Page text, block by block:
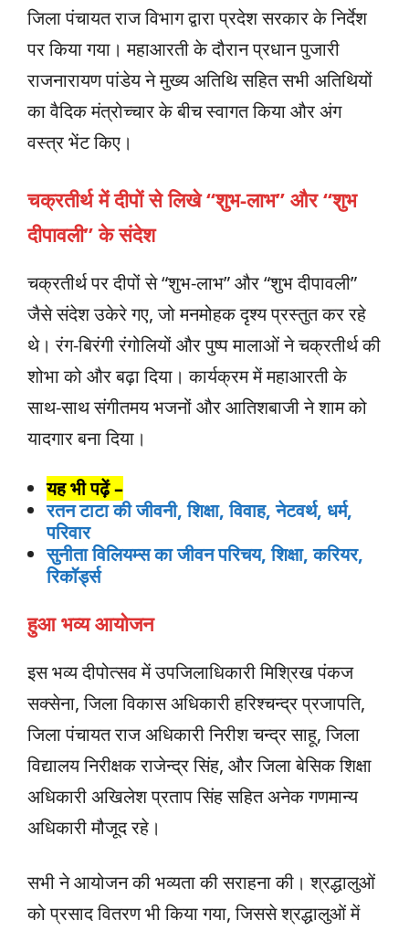
जिला पंचायत राज विभाग द्वारा प्रदेश सरकार के निर्देश
पर किया गया। महाआरती के दौरान प्रधान पुजारी
राजनारायण पांडेय ने मुख्य अतिथि सहित सभी अतिथियों
का वैदिक मंत्रोच्चार के बीच स्वागत किया और अंग
वस्त्र भेंट किए।
चक्रतीर्थ में दीपों से लिखे “शुभ-लाभ” और “शुभ
दीपावली” के संदेश
चक्रतीर्थ पर दीपों से “शुभ-लाभ” और “शुभ दीपावली”
जैसे संदेश उकेरे गए, जो मनमोहक दृश्य प्रस्तुत कर रहे
थे। रंग-बिरंगी रंगोलियों और पुष्प मालाओं ने चक्रतीर्थ की
शोभा को और बढ़ा दिया। कार्यक्रम में महाआरती के
साथ-साथ संगीतमय भजनों और आतिशबाजी ने शाम को
यादगार बना दिया।
यह भी पढ़ें –
रतन टाटा की जीवनी, शिक्षा, विवाह, नेटवर्थ, धर्म,
परिवार
सुनीता विलियम्स का जीवन परिचय, शिक्षा, करियर,
रिकॉर्ड्स
हुआ भव्य आयोजन
इस भव्य दीपोत्सव में उपजिलाधिकारी मिश्रिख पंकज
सक्सेना, जिला विकास अधिकारी हरिश्चन्द्र प्रजापति,
जिला पंचायत राज अधिकारी निरीश चन्द्र साहू, जिला
विद्यालय निरीक्षक राजेन्द्र सिंह, और जिला बेसिक शिक्षा
अधिकारी अखिलेश प्रताप सिंह सहित अनेक गणमान्य
अधिकारी मौजूद रहे।
सभी ने आयोजन की भव्यता की सराहना की। श्रद्धालुओं
को प्रसाद वितरण भी किया गया, जिससे श्रद्धालुओं में